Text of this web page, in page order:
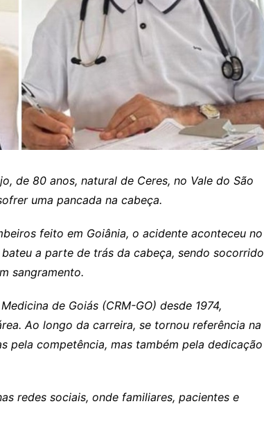
de 80 anos, natural de Ceres, no Vale do São
uma pancada na cabeça.
feito em Goiânia, o acidente aconteceu no
a parte de trás da cabeça, sendo socorrido
sangramento.
de Goiás (CRM-GO) desde 1974,
Ao longo da carreira, se tornou referência na
pela competência, mas também pela dedicação
redes sociais, onde familiares, pacientes e